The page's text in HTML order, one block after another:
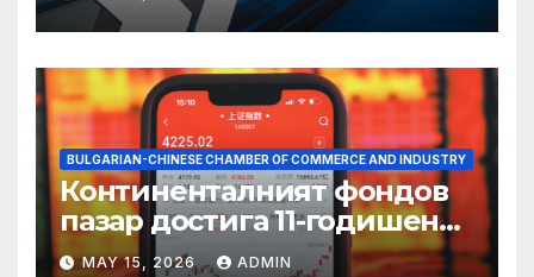
BULGARIAN-CHINESE CHAMBER OF COMMERCE AND INDUSTRY
Континенталният фондов
пазар достига 11-годишен
връх
MAY 15, 2026 ADMIN